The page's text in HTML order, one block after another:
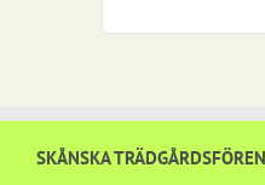
SKÅNSKA